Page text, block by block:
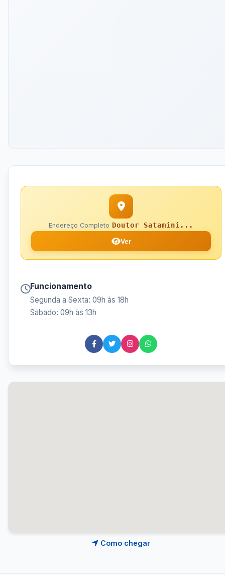
Endereço Completo Doutor Satamini...
Ver
Funcionamento
Segunda a Sexta: 09h às 18h
Sábado: 09h às 13h
Como chegar